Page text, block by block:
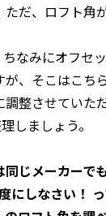
だ、ロフト角
なみにオフセ
、そこはこち
整させていただ
しましょう。
じメーカーで
にしなさい！